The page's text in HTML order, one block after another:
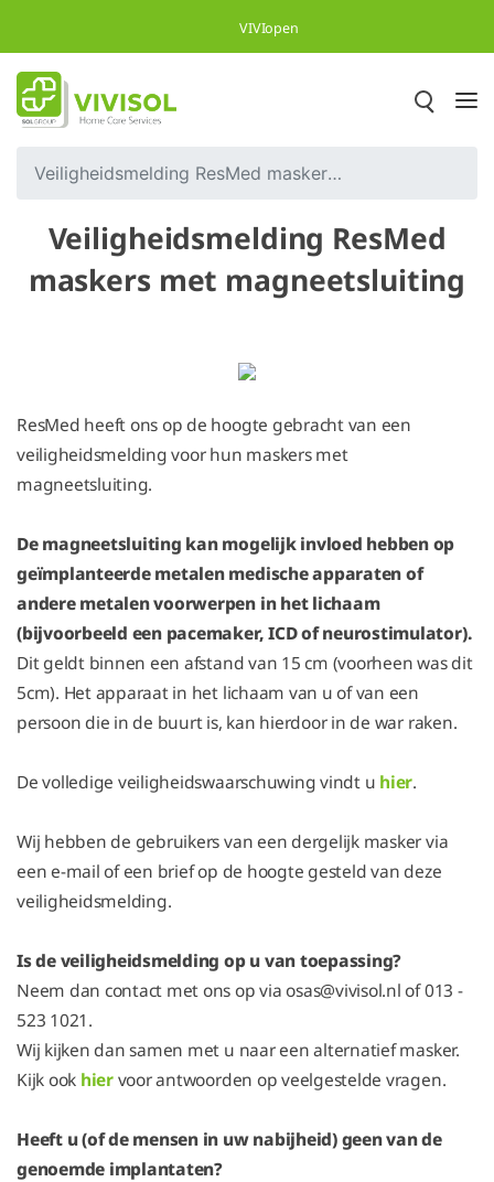
Overslaan en naar hoofdinhoud gaan
VIVIopen
Veiligheidsmelding ResMed maskers met magneetsluiting
Veiligheidsmelding ResMed
maskers met magneetsluiting
ResMed heeft ons op de hoogte gebracht van een
veiligheidsmelding voor hun maskers met
magneetsluiting.
De magneetsluiting kan mogelijk invloed hebben op
geïmplanteerde metalen medische apparaten of
andere metalen voorwerpen in het lichaam
(bijvoorbeeld een pacemaker, ICD of neurostimulator).
Dit geldt binnen een afstand van 15 cm (voorheen was dit
5cm). Het apparaat in het lichaam van u of van een
persoon die in de buurt is, kan hierdoor in de war raken.
De volledige veiligheidswaarschuwing vindt u hier.
Wij hebben de gebruikers van een dergelijk masker via
een e-mail of een brief op de hoogte gesteld van deze
veiligheidsmelding.
Is de veiligheidsmelding op u van toepassing?
Neem dan contact met ons op via osas@vivisol.nl of 013 -
523 1021.
Wij kijken dan samen met u naar een alternatief masker.
Kijk ook hiervoor antwoorden op veelgestelde vragen.
Heeft u (of de mensen in uw nabijheid) geen van de
genoemde implantaten?